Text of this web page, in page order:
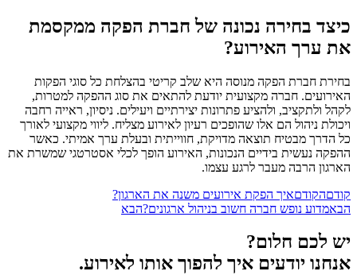
כיצד בחירה נכונה של חברת הפקה ממקסמת
את ערך האירוע?
בחירת חברת הפקה מנוסה היא שלב קריטי בהצלחת כל סוגי הפקות
האירועים. חברה מקצועית יודעת להתאים את סוג ההפקה למטרות,
לקהל ולתקציב, ולהציע פתרונות יצירתיים ויעילים. ניסיון, ראייה רחבה
ויכולת ניהול הם אלו שהופכים רעיון לאירוע מצליח. ליווי מקצועי לאורך
כל הדרך מבטיח תוצאה מדויקת, חווייתית ובעלת ערך אמיתי. כאשר
ההפקה נעשית בידיים הנכונות, האירוע הופך לכלי אסטרטגי שמשרת את
הארגון הרבה מעבר לרגע עצמו.
קודםהקודםאיך הפקת אירועים משנה את הארגון?
הבאמדוע נופש חברה חשוב בניהול ארגונים?הבא
יש לכם חלום?
אנחנו יודעים איך להפוך אותו לאירוע.